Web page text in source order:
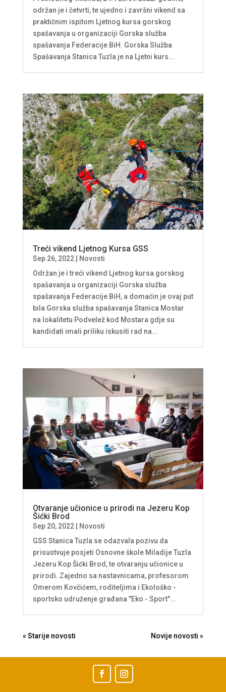
održan je i četvrti, te ujedno i završni vikend sa
praktičnim ispitom Ljetnog kursa gorskog
spašavanja u organizaciji Gorska služba
spašavanja Federacije BiH. Gorska Služba
Spašavanja Stanica Tuzla je na Ljetni kurs...
Treći vikend Ljetnog Kursa GSS
Sep 26, 2022|
Novosti
Održan je i treći vikend Ljetnog kursa gorskog
spašavanja u organizaciji Gorska služba
spašavanja Federacije BiH, a domaćin je ovaj put
bila Gorska služba spašavanja Stanica Mostar
na lokalitetu Podvelež kod Mostara gdje su
kandidati imali priliku iskusiti rad na...
Otvaranje učionice u prirodi na Jezeru Kop
Šićki Brod
Sep 20, 2022|
Novosti
GSS Stanica Tuzla se odazvala pozivu da
prisustvuje posjeti Osnovne škole Miladije Tuzla
Jezeru Kop Šićki Brod, te otvaranju učionice u
prirodi. Zajedno sa nastavnicama, profesorom
Omerom Kovčićem, roditeljima i Ekološko -
sportsko udruženje građana "Eko - Sport"...
« Older Entries Next Entries »